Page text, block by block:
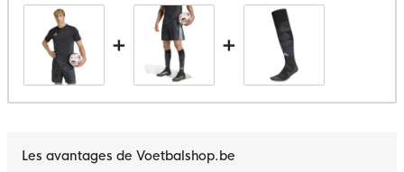
+ +
Les avantages de Voetbalshop.be